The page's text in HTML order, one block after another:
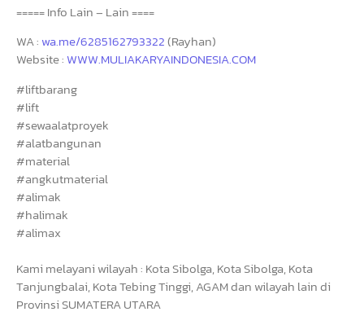
===== Info Lain – Lain ====
WA : wa.me/6285162793322(Rayhan)
Website : WWW.MULIAKARYAINDONESIA.COM
#liftbarang
#lift
#sewaalatproyek
#alatbangunan
#material
#angkutmaterial
#alimak
#halimak
#alimax
Kami melayani wilayah : Kota Sibolga, Kota Sibolga, Kota
Tanjungbalai, Kota Tebing Tinggi, AGAM dan wilayah lain di
Provinsi SUMATERA UTARA